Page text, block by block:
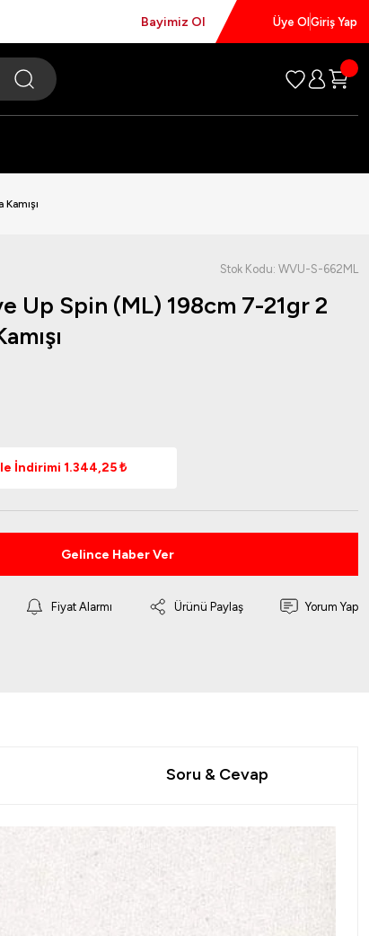
Bayimiz Ol Üye OlGiriş Yap
Stok Kodu: WVU-S-662ML
Up Spin (ML) 198cm 7-21gr 2
İndirimi 1.344,25 ₺
Gelince Haber Ver
Fiyat Alarmı Ürünü Paylaş Yorum Yap
Soru & Cevap